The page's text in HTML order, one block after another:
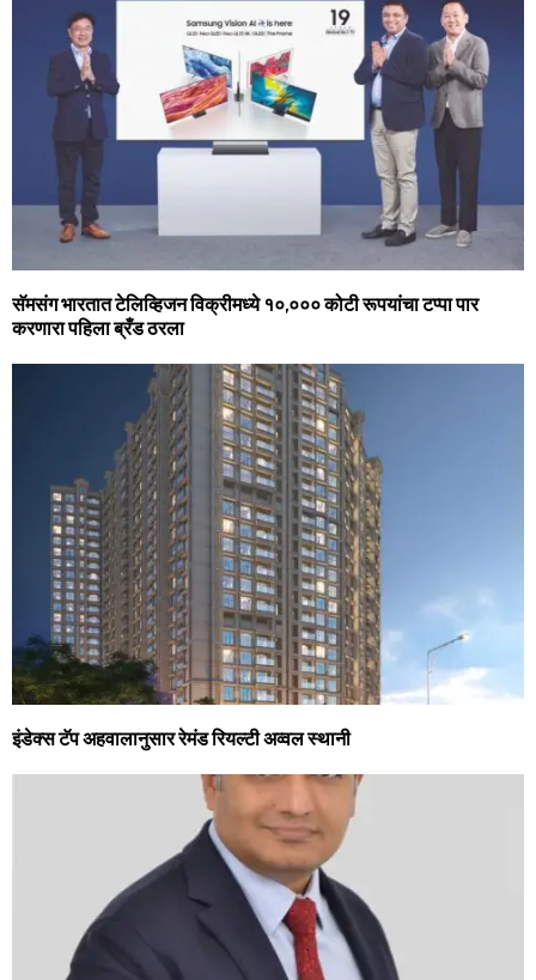
सॅमसंग भारतात टेलिव्हिजन विक्रीमध्‍ये १०,००० कोटी रूपयांचा टप्‍पा पार
करणारा पहिला ब्रँड ठरला
इंडेक्स टॅप अहवालानुसार रेमंड रियल्टी अव्वल स्थानी